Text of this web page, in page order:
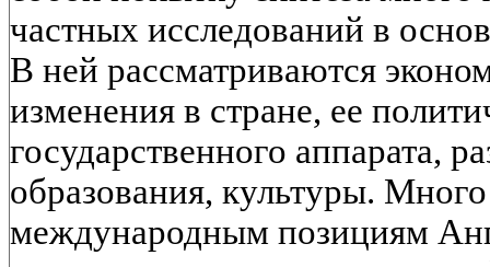
частных исследований в
В ней рассматриваются
изменения в стране, ее
государственного аппарата,
образования, культуры.
международным позициям